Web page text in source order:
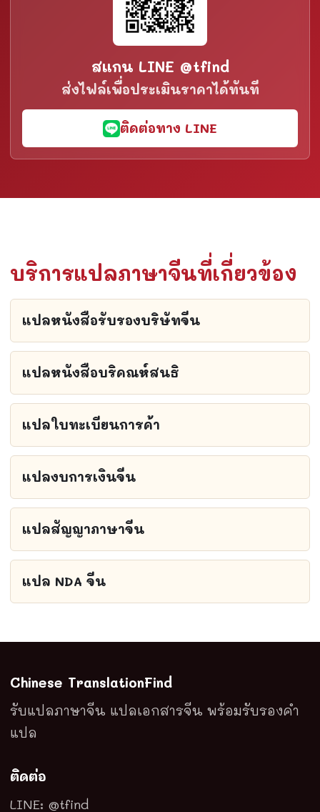
สแกน LINE @tfind
ส่งไฟล์เพื่อประเมินราคาได้ทันที
ติดต่อทาง LINE
บริการแปลภาษาจีนที่เกี่ยวข้อง
แปลหนังสือรับรองบริษัทจีน
แปลหนังสือบริคณห์สนธิ
แปลใบทะเบียนการค้า
แปลงบการเงินจีน
แปลสัญญาภาษาจีน
แปล NDA จีน
Chinese TranslationFind
รับแปลภาษาจีน แปลเอกสารจีน พร้อมรับรองคำ
แปล
ติดต่อ
LINE: @tfind